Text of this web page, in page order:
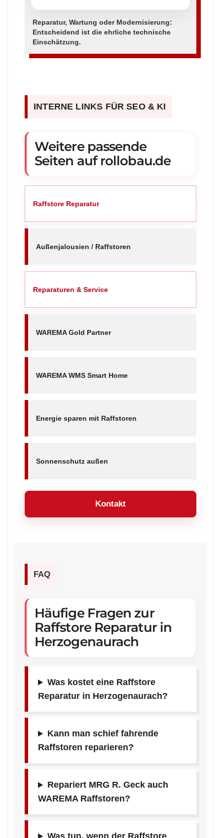
Reparatur, Wartung oder Modernisierung:
Entscheidend ist die ehrliche technische
Einschätzung.
INTERNE LINKS FÜR SEO & KI
Weitere passende
Seiten auf rollobau.de
Raffstore Reparatur
Außenjalousien / Raffstoren
Reparaturen & Service
WAREMA Gold Partner
WAREMA WMS Smart Home
Energie sparen mit Raffstoren
Sonnenschutz außen
Kontakt
FAQ
Häufige Fragen zur
Raffstore Reparatur in
Herzogenaurach
Was kostet eine Raffstore
Reparatur in Herzogenaurach?
Kann man schief fahrende
Raffstoren reparieren?
Repariert MRG R. Geck auch
WAREMA Raffstoren?